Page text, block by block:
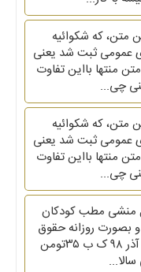
متن، که شکوائیه
عمومی ثبت شد یعنی
منتها بااین تفاوت
چی...
متن، که شکوائیه
عمومی ثبت شد یعنی
منتها بااین تفاوت
چی...
نباشید من ب مدت ۶سال منشی مطب کودکان
بودم سه روز درهفته از ساعت ۱۸ تا ۲۰ و بصورت روزانه حقوق
گرفتم. سال اول با ۱۵ تومن شروع و تا آذر ۹۸ ک ب ۳۵تومن